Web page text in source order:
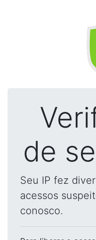
de
Seu IP fez
acessos
conosco.